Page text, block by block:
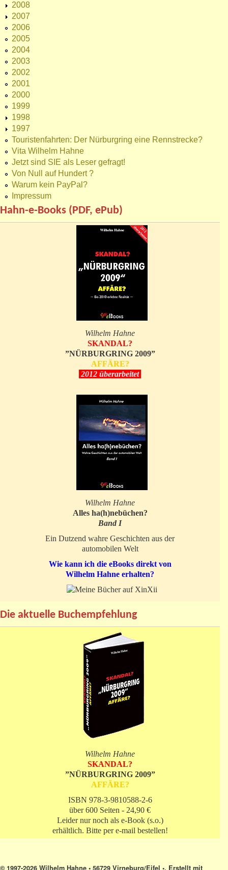
2008
2007
2006
2005
2004
2003
2002
2001
2000
1999
1998
1997
Touristenfahrten: Der Nürburgring eine Rennstrecke?
Vita Wilhelm Hahne
Jetzt sind SIE als Leser gefragt!
Von Null auf Hundert ?
Warum kein PayPal?
Impressum
Hahn-e-Books (PDF, ePub)
Wilhelm Hahne
SKANDAL?
”NÜRBURGRING 2009”
AFFÄRE?
2012 überarbeitet
Wilhelm Hahne
Alles ha(h)nebüchen?
Band I
Ein Dutzend wahre Geschichten aus der
automobilen Welt
Wie kann ich die eBooks direkt von
Wilhelm Hahne erhalten?
Die aktuelle Buchempfehlung
Wilhelm Hahne
SKANDAL?
”NÜRBURGRING 2009”
AFFÄRE?
ISBN 978-3-9810588-2-6
über 600 Seiten - 24,90 €
Leider nur noch als e-Book (s.o.)
erhältlich. Bitte per e-mail bestellen!
© 1997-2026 Wilhelm Hahne • 56729 Virneburg/Eifel •. Erstellt mit